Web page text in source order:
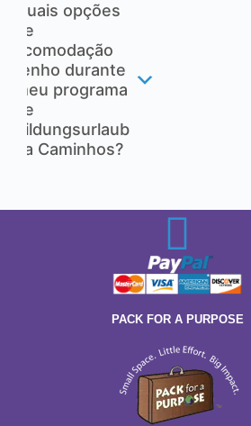
Quais opções
de
acomodação
tenho durante
meu programa
de
Bildungsurlaub
na Caminhos?
PACK FOR A PURPOSE